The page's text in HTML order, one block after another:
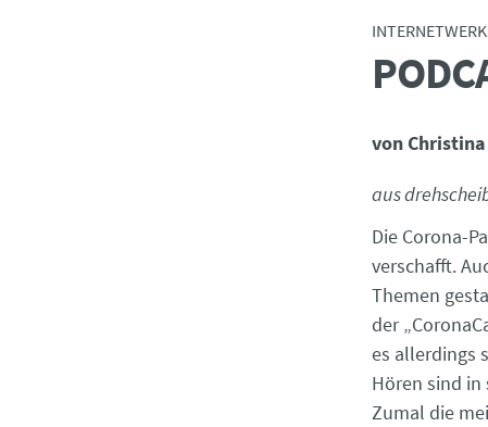
von
aus
Die Corona-
verschafft.
Themen
der
es allerdings
Hören sind in
Zumal die